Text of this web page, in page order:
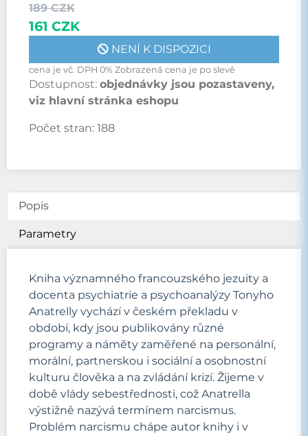
189 CZK
161 CZK
NENÍ K DISPOZICI
cena je vč. DPH 0% Zobrazená cena je po slevě
Dostupnost: objednávky jsou pozastaveny,
viz hlavní stránka eshopu
Počet stran: 188
Popis
Parametry
Kniha významného francouzského jezuity a
docenta psychiatrie a psychoanalýzy Tonyho
Anatrelly vychází v českém překladu v
období, kdy jsou publikovány různé
programy a náměty zaměřené na personální,
morální, partnerskou i sociální a osobnostní
kulturu člověka a na zvládání krizí. Žijeme v
době vlády sebestřednosti, což Anatrella
výstižně nazývá termínem narcismus.
Problém narcismu chápe autor knihy i v